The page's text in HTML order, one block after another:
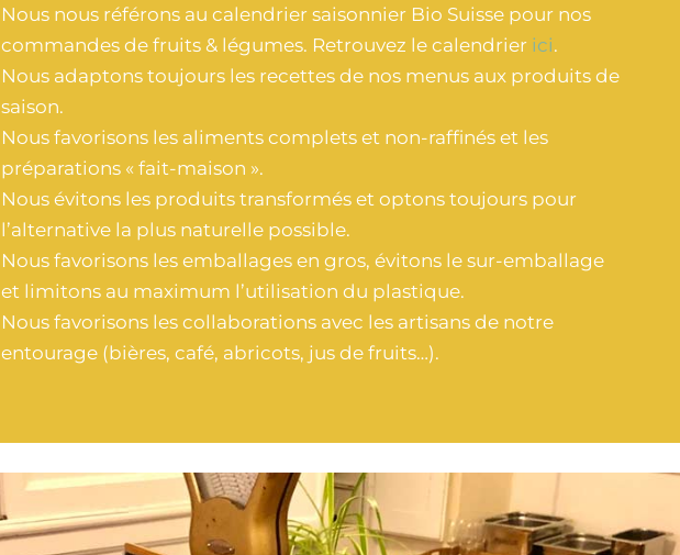
Nous nous référons au calendrier saisonnier Bio Suisse pour nos
commandes de fruits & légumes. Retrouvez le calendrier ici.
Nous adaptons toujours les recettes de nos menus aux produits de
saison.
Nous favorisons les aliments complets et non-raffinés et les
préparations « fait-maison ».
Nous évitons les produits transformés et optons toujours pour
l’alternative la plus naturelle possible.
Nous favorisons les emballages en gros, évitons le sur-emballage
et limitons au maximum l’utilisation du plastique.
Nous favorisons les collaborations avec les artisans de notre
entourage (bières, café, abricots, jus de fruits…).